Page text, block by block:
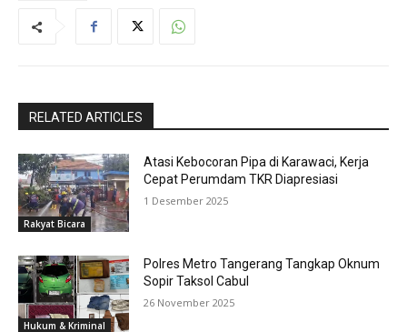
RELATED ARTICLES
Rakyat Bicara
Atasi Kebocoran Pipa di Karawaci, Kerja
Cepat Perumdam TKR Diapresiasi
1 Desember 2025
Hukum & Kriminal
Polres Metro Tangerang Tangkap Oknum
Sopir Taksol Cabul
26 November 2025